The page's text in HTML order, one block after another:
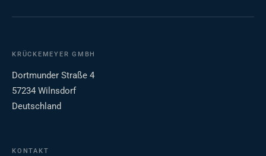
KRÜCKEMEYER GMBH
Dortmunder Straße 4
57234 Wilnsdorf
Deutschland
KONTAKT